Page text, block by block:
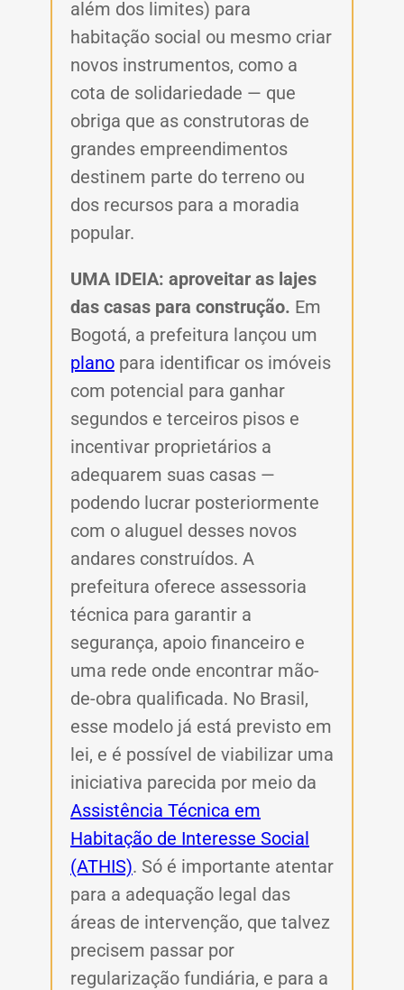
além dos limites) para
habitação social ou mesmo criar
novos instrumentos, como a
cota de solidariedade — que
obriga que as construtoras de
grandes empreendimentos
destinem parte do terreno ou
dos recursos para a moradia
popular.
UMA IDEIA: aproveitar as lajes
das casas para construção. Em
Bogotá, a prefeitura lançou um
plano para identificar os imóveis
com potencial para ganhar
segundos e terceiros pisos e
incentivar proprietários a
adequarem suas casas —
podendo lucrar posteriormente
com o aluguel desses novos
andares construídos. A
prefeitura oferece assessoria
técnica para garantir a
segurança, apoio financeiro e
uma rede onde encontrar mão-
de-obra qualificada. No Brasil,
esse modelo já está previsto em
lei, e é possível de viabilizar uma
iniciativa parecida por meio da
Assistência Técnica em
Habitação de Interesse Social
(ATHIS). Só é importante atentar
para a adequação legal das
áreas de intervenção, que talvez
precisem passar por
regularização fundiária, e para a